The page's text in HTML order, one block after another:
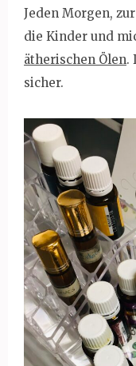
Jeden Morgen,
die Kinder und
ätherischen Ölen.
sicher.